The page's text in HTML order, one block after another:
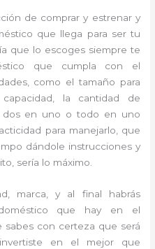
de comprar y estrenar y
que llega para ser tu
que lo escoges siempre te
que cumpla con el
como el tamaño para
la cantidad de
en uno o todo en uno
para manejarlo, que
dándole instrucciones y
sería lo máximo.
marca, y al final habrás
que hay en el
sabes con certeza que será
en el mejor que